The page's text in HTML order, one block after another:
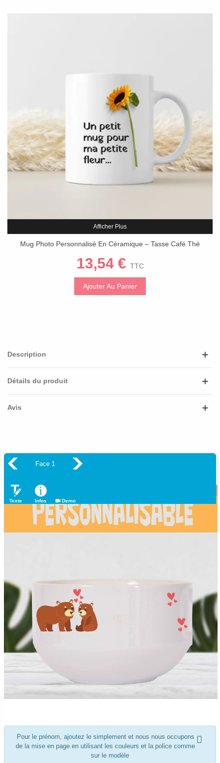
Afficher Plus
Mug Photo Personnalisé En Céramique – Tasse Café Thé
13,54 € TTC
Ajouter Au Panier
Description
Détails du produit
Avis
Face 1
Texte Infos Demo
Pour le prénom, ajoutez le simplement et nous nous occupons
de la mise en page en utilisant les couleurs et la police comme
sur le modèle